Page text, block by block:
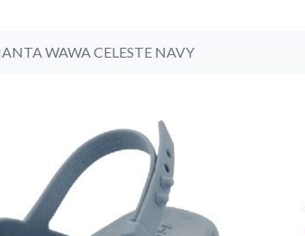
WAWA CELESTE NAVY